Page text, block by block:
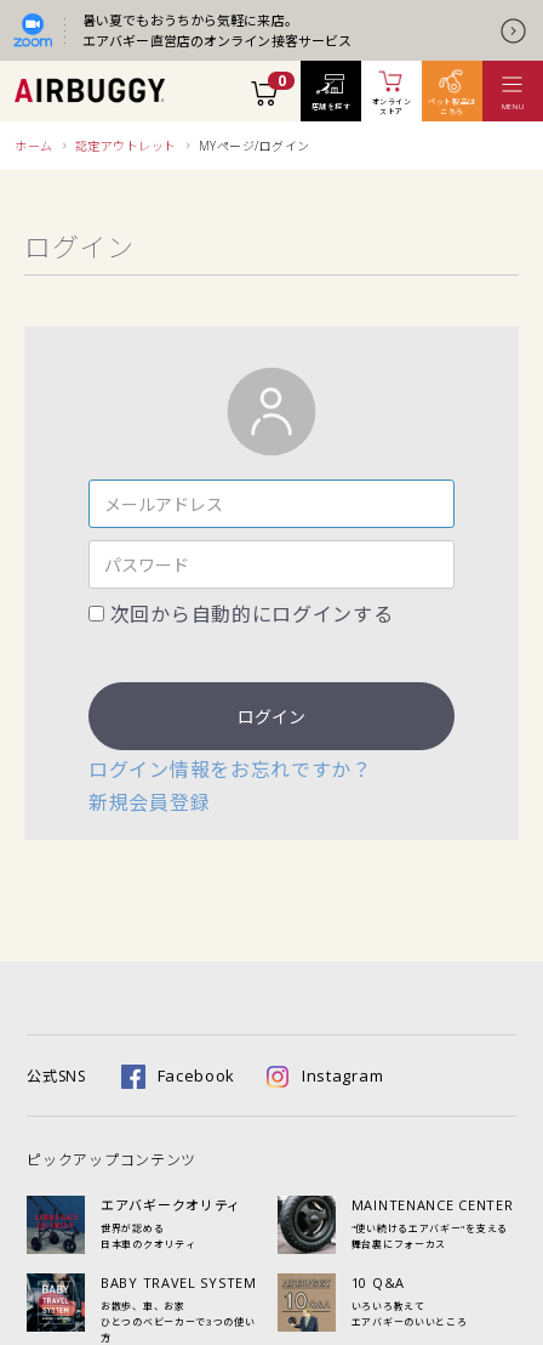
暑い夏でもおうちから気軽に来店。
エアバギー直営店のオンライン接客サービス
0
ホーム 認定アウトレット MYページ/ログイン
ログイン
次回から自動的にログインする
ログイン
ログイン情報をお忘れですか？
新規会員登録
公式SNS Facebook Instagram
ピックアップコンテンツ
エアバギークオリティ
世界が認める
日本車のクオリティ
MAINTENANCE CENTER
"使い続けるエアバギー"を支える
舞台裏にフォーカス
BABY TRAVEL SYSTEM
お散歩、車、お家
ひとつのベビーカーで3つの使い
方
10 Q&A
いろいろ教えて
エアバギーのいいところ
店舗を探す
オンライン
ストア
ペット製品は
こちら
MENU